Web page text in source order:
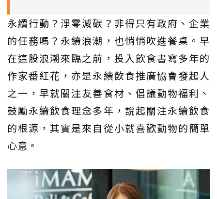
永續行動？淨零減碳？非得只有政府、企業
的任務嗎？永續浪潮，也悄悄吹進餐桌。早
在這股浪潮來臨之前，投入飲食書寫多年的
作家番紅花，亦是永續飲食推廣協會發起人
之一，早就關注友善食材、倡議動物福利、
鼓勵永續飲食理念多年，說起關注永續飲食
的根源，其實是來自從小就喜歡動物的簡單
心意。